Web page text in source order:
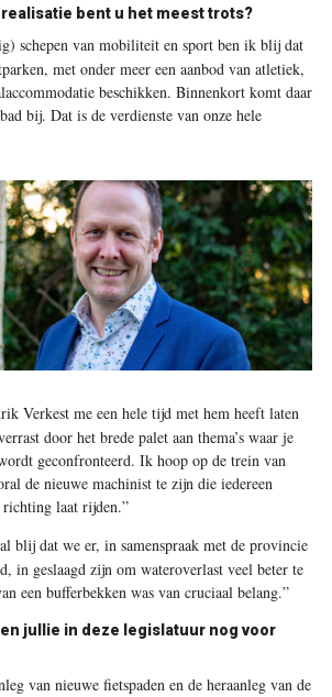
realisatie bent u het meest trots?
schepen van mobiliteit en sport ben ik blij dat
met onder meer een aanbod van atletiek,
beschikken. Binnenkort komt daar
bij. Dat is de verdienste van onze hele
Verkest me een hele tijd met hem heeft laten
door het brede palet aan thema’s waar je
geconfronteerd. Ik hoop op de trein van
de nieuwe machinist te zijn die iedereen
richting laat rijden.”
blij dat we er, in samenspraak met de provincie
in geslaagd zijn om wateroverlast veel beter te
een bufferbekken was van cruciaal belang.”
jullie in deze legislatuur nog voor
van nieuwe fietspaden en de heraanleg van de